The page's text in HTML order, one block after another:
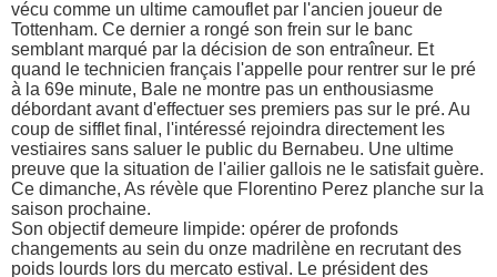
vécu comme un ultime camouflet par l'ancien joueur de
Tottenham. Ce dernier a rongé son frein sur le banc
semblant marqué par la décision de son entraîneur. Et
quand le technicien français l'appelle pour rentrer sur le pré
à la 69e minute, Bale ne montre pas un enthousiasme
débordant avant d'effectuer ses premiers pas sur le pré. Au
coup de sifflet final, l'intéressé rejoindra directement les
vestiaires sans saluer le public du Bernabeu. Une ultime
preuve que la situation de l'ailier gallois ne le satisfait guère.
Ce dimanche, As révèle que Florentino Perez planche sur la
saison prochaine.
Son objectif demeure limpide: opérer de profonds
changements au sein du onze madrilène en recrutant des
poids lourds lors du mercato estival. Le président des